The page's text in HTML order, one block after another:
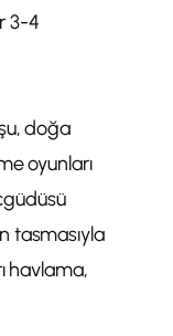
3-4
doğa
oyunları
tasmasıyla
havlama,